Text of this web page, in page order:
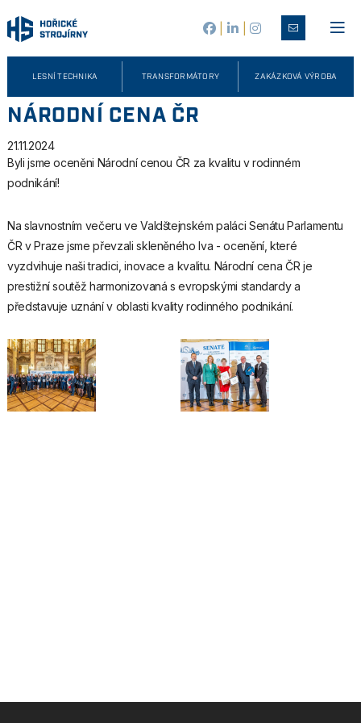
LESNÍ TECHNIKA TRANSFORMÁTORY ZAKÁZKOVÁ VÝROBA
NÁRODNÍ CENA ČR
21.11.2024
Byli jsme oceněni Národní cenou ČR za kvalitu v rodinném
podnikání!
Na slavnostním večeru ve Valdštejnském paláci Senátu Parlamentu
ČR v Praze jsme převzali skleněného lva - ocenění, které
vyzdvihuje naši tradici, inovace a kvalitu. Národní cena ČR je
prestižní soutěž harmonizovaná s evropskými standardy a
představuje uznání v oblasti kvality rodinného podnikání.